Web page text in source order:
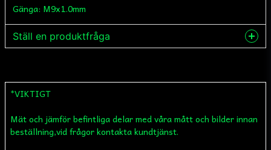
Gänga: M9x1.0mm
Ställ en produktfråga
name
Namn
*VIKTIGT
Mät och jämför befintliga delar med våra mått och bilder innan
beställning,vid frågor kontakta kundtjänst.